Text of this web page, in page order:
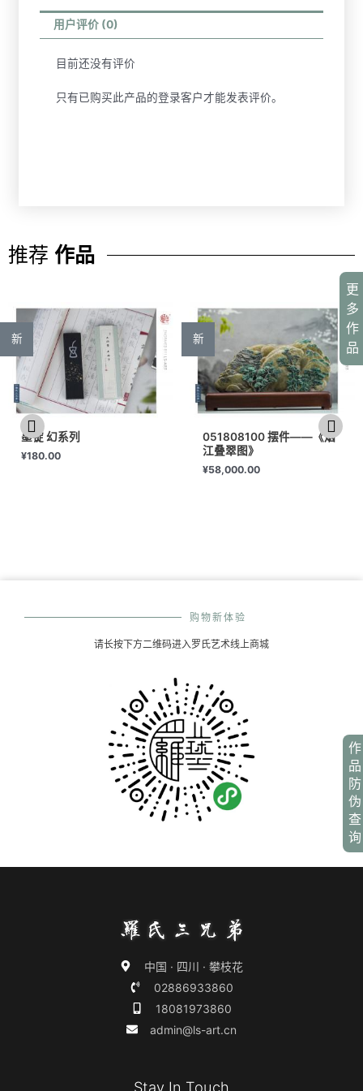
作
品
防
伪
查
询
更
多
作
品
用户评价 (0)
目前还没有评价
只有已购买此产品的登录客户才能发表评价。
推荐 作品
新
墨锭 幻系列
¥180.00
新
051808100 摆件——《烟
江叠翠图》
¥58,000.00
购物新体验
请长按下方二维码进入罗氏艺术线上商城
中国 · 四川 · 攀枝花
02886933860
18081973860
admin@ls-art.cn
Stay In Touch